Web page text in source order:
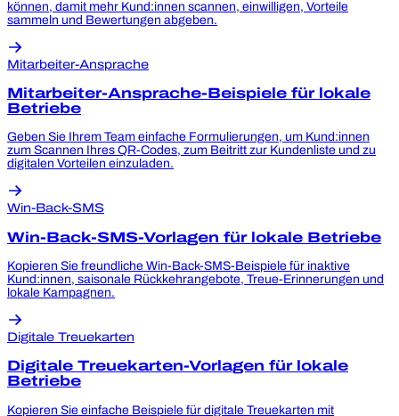
können, damit mehr Kund:innen scannen, einwilligen, Vorteile
sammeln und Bewertungen abgeben.
Mitarbeiter-Ansprache
Mitarbeiter-Ansprache-Beispiele für lokale
Betriebe
Geben Sie Ihrem Team einfache Formulierungen, um Kund:innen
zum Scannen Ihres QR-Codes, zum Beitritt zur Kundenliste und zu
digitalen Vorteilen einzuladen.
Win-Back-SMS
Win-Back-SMS-Vorlagen für lokale Betriebe
Kopieren Sie freundliche Win-Back-SMS-Beispiele für inaktive
Kund:innen, saisonale Rückkehrangebote, Treue-Erinnerungen und
lokale Kampagnen.
Digitale Treuekarten
Digitale Treuekarten-Vorlagen für lokale
Betriebe
Kopieren Sie einfache Beispiele für digitale Treuekarten mit